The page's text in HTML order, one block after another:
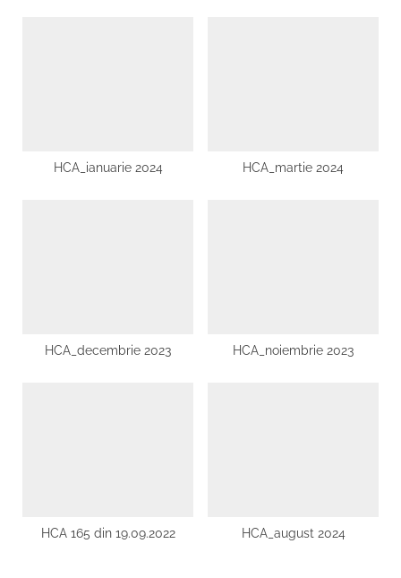
HCA_ianuarie 2024 HCA_martie 2024
HCA_decembrie 2023 HCA_noiembrie 2023
HCA 165 din 19.09.2022 HCA_august 2024